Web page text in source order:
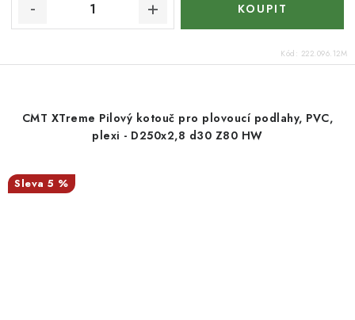
Kód: 222.096.12M
CMT XTreme Pilový kotouč pro plovoucí podlahy, PVC,
plexi - D250x2,8 d30 Z80 HW
5 %